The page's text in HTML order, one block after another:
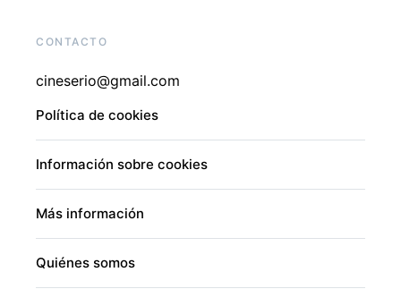
CONTACTO
cineserio@gmail.com
Política de cookies
Información sobre cookies
Más información
Quiénes somos